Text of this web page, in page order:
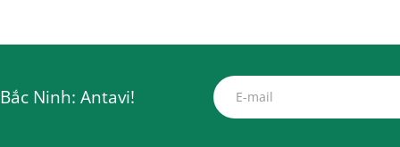
Ninh: Antavi!